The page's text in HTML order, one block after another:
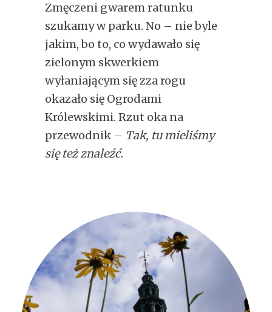
Zmęczeni gwarem ratunku
szukamy w parku. No – nie byle
jakim, bo to, co wydawało się
zielonym skwerkiem
wyłaniającym się zza rogu
okazało się Ogrodami
Królewskimi. Rzut oka na
przewodnik – Tak, tu mieliśmy
się też znaleźć.